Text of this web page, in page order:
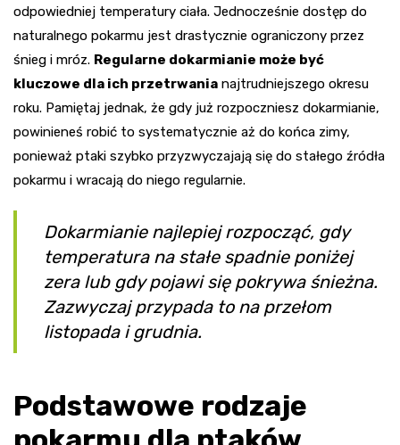
odpowiedniej temperatury ciała. Jednocześnie dostęp do
naturalnego pokarmu jest drastycznie ograniczony przez
śnieg i mróz. Regularne dokarmianie może być
kluczowe dla ich przetrwania najtrudniejszego okresu
roku. Pamiętaj jednak, że gdy już rozpoczniesz dokarmianie,
powinieneś robić to systematycznie aż do końca zimy,
ponieważ ptaki szybko przyzwyczajają się do stałego źródła
pokarmu i wracają do niego regularnie.
Dokarmianie najlepiej rozpocząć, gdy
temperatura na stałe spadnie poniżej
zera lub gdy pojawi się pokrywa śnieżna.
Zazwyczaj przypada to na przełom
listopada i grudnia.
Podstawowe rodzaje